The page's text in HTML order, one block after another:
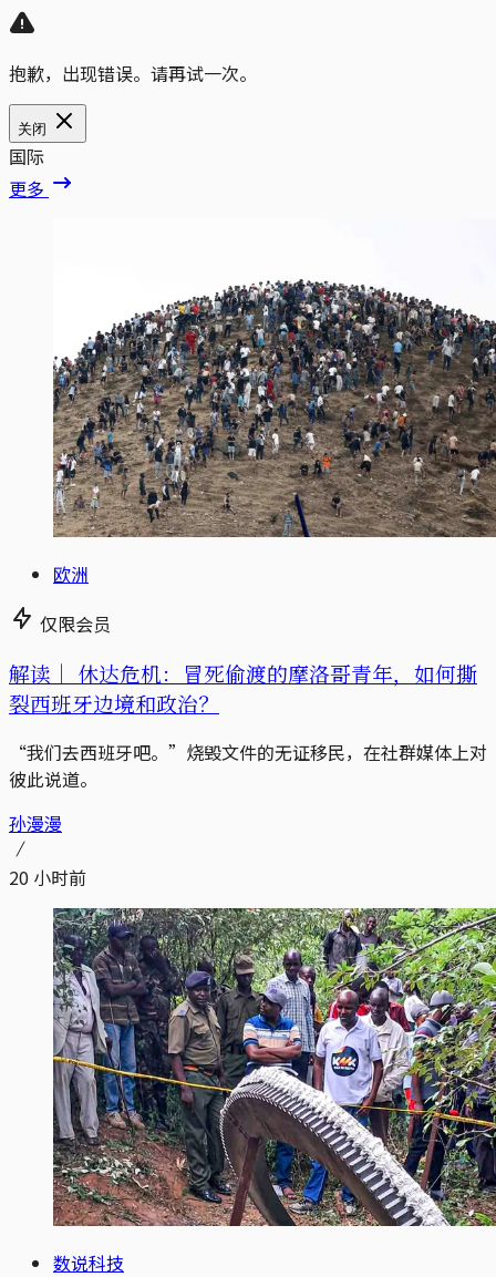
抱歉，出现错误。请再试一次。
关闭
国际
更多
欧洲
仅限会员
解读｜ 休达危机：冒死偷渡的摩洛哥青年，如何撕
裂西班牙边境和政治？
“我们去西班牙吧。”烧毁文件的无证移民，在社群媒体上对
彼此说道。
孙漫漫
20 小时前
数说科技